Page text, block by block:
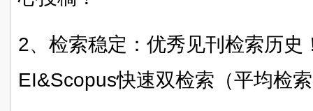
2、检索稳定：优秀见刊检索历史
EI&Scopus快速双检索（平均检